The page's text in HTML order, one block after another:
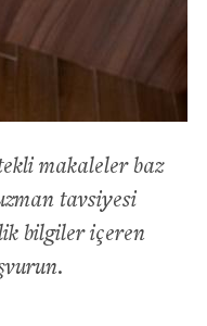
makaleler baz
tavsiyesi
bilgiler içeren